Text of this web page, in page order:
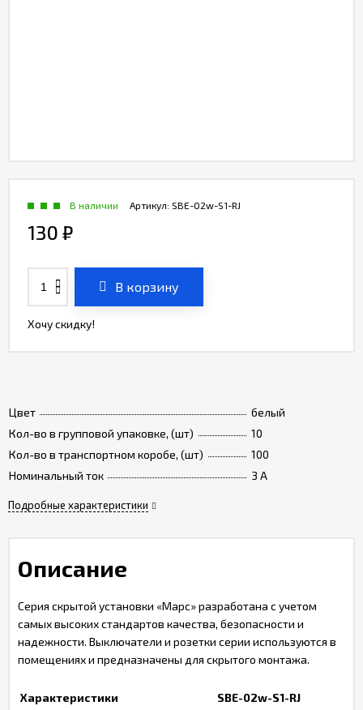
Цвет
белый
Кол-во в групповой упаковке, (шт)
10
Кол-во в транспортном коробе, (шт)
100
Номинальный ток
3 A
Подробные характеристики
Артикул: SBE-02w-S1-RJ
В наличии
130 ₽
В корзину
Хочу скидку!
Описание
Серия скрытой установки «Марс» разработана с учетом
самых высоких стандартов качества, безопасности и
надежности. Выключатели и розетки серии используются в
помещениях и предназначены для скрытого монтажа.
Характеристики
SBE-02w-S1-RJ